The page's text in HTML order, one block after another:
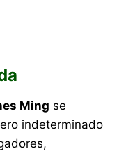
Ming se
indeterminado